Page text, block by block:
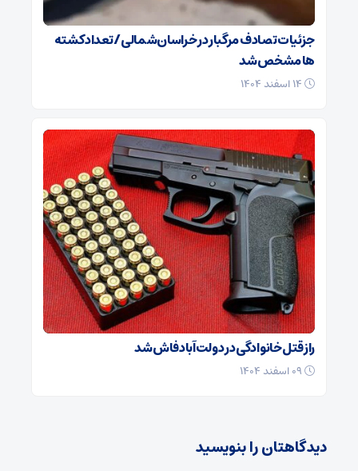
جزئیات تصادف مرگبار در خراسان‌شمالی/ تعداد کشته
ها مشخص شد
راز قتل خانوادگی در دولت‌آباد فاش شد
دیدگاهتان را بنویسید